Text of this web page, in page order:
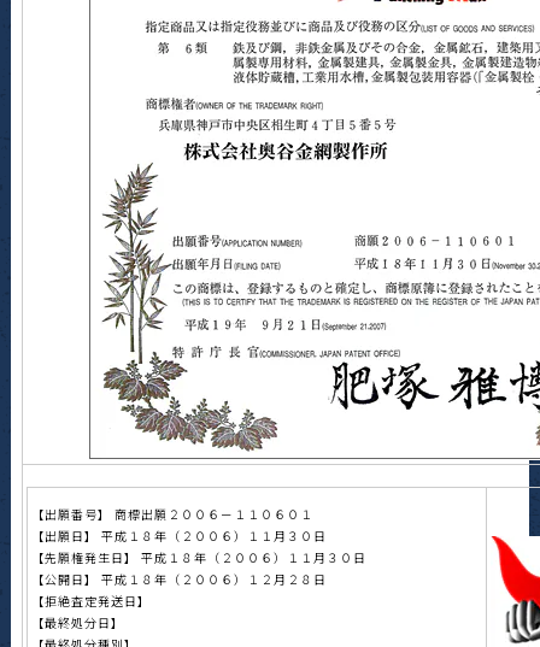
【出願番号】 商標出願２００６－１１０６０１
【出願日】 平成１８年（２００６）１１月３０日
【先願権発生日】 平成１８年（２００６）１１月３０日
【公開日】 平成１８年（２００６）１２月２８日
【拒絶査定発送日】
【最終処分日】